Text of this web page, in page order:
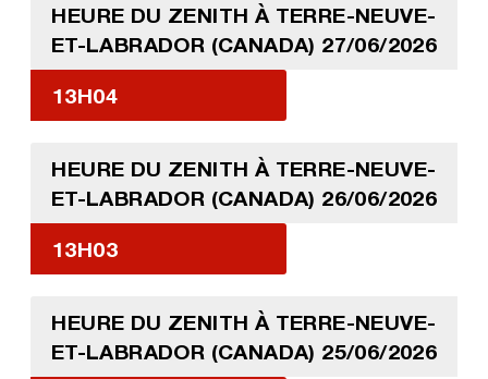
HEURE DU ZENITH À TERRE-NEUVE-
ET-LABRADOR (CANADA) 27/06/2026
13H04
HEURE DU ZENITH À TERRE-NEUVE-
ET-LABRADOR (CANADA) 26/06/2026
13H03
HEURE DU ZENITH À TERRE-NEUVE-
ET-LABRADOR (CANADA) 25/06/2026